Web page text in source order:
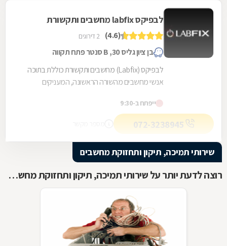
לבפיקס labfix מחשבים ותקשורת
(4.6) 2 דירוגים
בן ציון גליס 30, B סנטר פתח תקווה
לבפיקס (Labfix) מחשבים ותקשורת כוללת בתוכה
אנשי מחשבים מהשורה הראשונה, המעניקים
נדיר בנוף...
ייפתח ב-9:30
שירותי תמיכה, תיקון ותחזוקת מחשבים
רוצה לדעת יותר על שירותי תמיכה, תיקון ותחזוקת מחשבים ?